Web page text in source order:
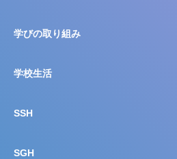
学びの取り組み
学校生活
SSH
SGH